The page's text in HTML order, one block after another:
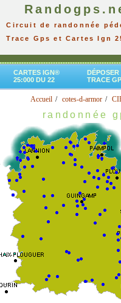
Circuit de randonnée
Trace Gps et Cartes Ign
CARTES IGN®
25:000 DU 22
DÉPOSER
TRACE
Accueil cotes-d-armor
randonnée